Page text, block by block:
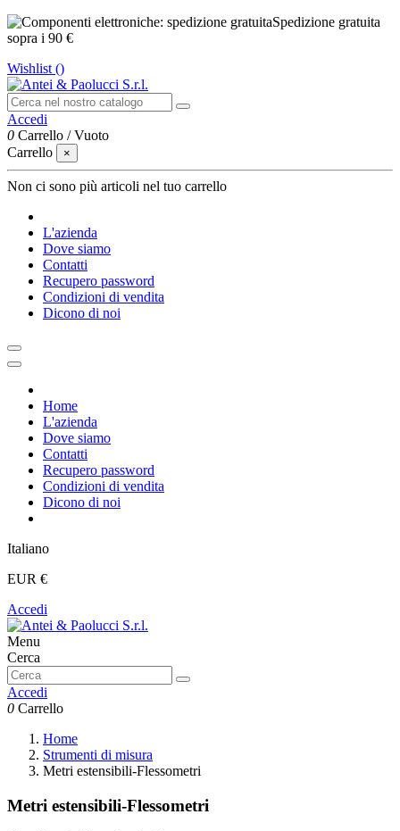
Spedizione gratuita
sopra i 90 €
Wishlist ()
Accedi
0 Carrello /Vuoto
Carrello
×
Non ci sono più articoli nel tuo carrello
L'azienda
Dove siamo
Contatti
Recupero password
Condizioni di vendita
Dicono di noi
Home
L'azienda
Dove siamo
Contatti
Recupero password
Condizioni di vendita
Dicono di noi
Italiano
EUR €
Accedi
Menu
Cerca
Accedi
0 Carrello
Home
Strumenti di misura
Metri estensibili-Flessometri
Metri estensibili-Flessometri